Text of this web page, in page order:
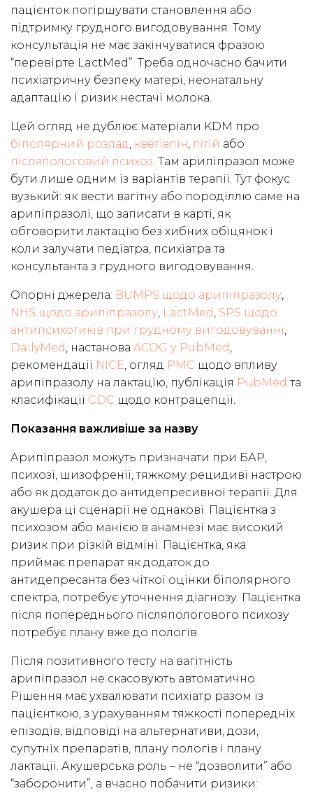
пацієнток погіршувати становлення або
підтримку грудного вигодовування. Тому
консультація не має закінчуватися фразою
“перевірте LactMed”. Треба одночасно бачити
психіатричну безпеку матері, неонатальну
адаптацію і ризик нестачі молока.
Цей огляд не дублює матеріали KDM про
біполярний розлад
кветіапін літій або
післяпологовий психоз . Там арипіпразол може
бути лише одним із варіантів терапії. Тут фокус
вузький: як вести вагітну або породіллю саме на
арипіпразолі, що записати в карті, як
обговорити лактацію без хибних обіцянок і
коли залучати педіатра, психіатра та
консультанта з грудного вигодовування.
Опорні джерела: BUMPS щодо арипіпразолу
NHS щодо арипіпразолу LactMed SPS щодо
антипсихотиків при грудному вигодовуванні
DailyMed , настанова ACOG у PubMed
рекомендації NICE , огляд PMC щодо впливу
арипіпразолу на лактацію, публікація PubMed та
класифікації CDC щодо контрацепції.
Показання важливіше за назву
Арипіпразол можуть призначати при БАР,
психозі, шизофренії, тяжкому рецидиві настрою
або як додаток до антидепресивної терапії. Для
акушера ці сценарії не однакові. Пацієнтка з
психозом або манією в анамнезі має високий
ризик при різкій відміні. Пацієнтка, яка
приймає препарат як додаток до
антидепресанта без чіткої оцінки біполярного
спектра, потребує уточнення діагнозу. Пацієнтка
після попереднього післяпологового психозу
потребує плану вже до пологів.
Після позитивного тесту на вагітність
арипіпразол не скасовують автоматично.
Рішення має ухвалювати психіатр разом із
пацієнткою, з урахуванням тяжкості попередніх
епізодів, відповіді на альтернативи, дози,
супутніх препаратів, плану пологів і плану
лактації. Акушерська роль – не “дозволити” або
“заборонити”, а вчасно побачити ризики: